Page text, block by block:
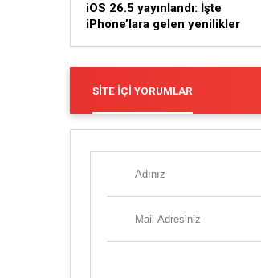
iOS 26.5 yayınlandı: İşte
iPhone’lara gelen yenilikler
SITE İÇI YORUMLAR